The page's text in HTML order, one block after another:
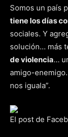
Somos un país
tiene los días
sociales. Y
solución… más
de violencia…
amigo-
nos iguala”.
El post de